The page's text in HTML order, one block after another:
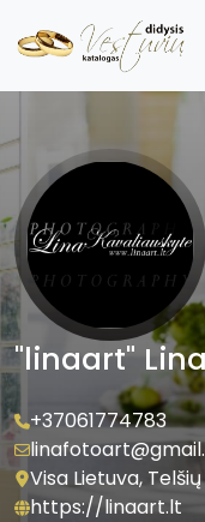
"linaart"
+37061774783
Visa Lietuva,
https://linaart.lt